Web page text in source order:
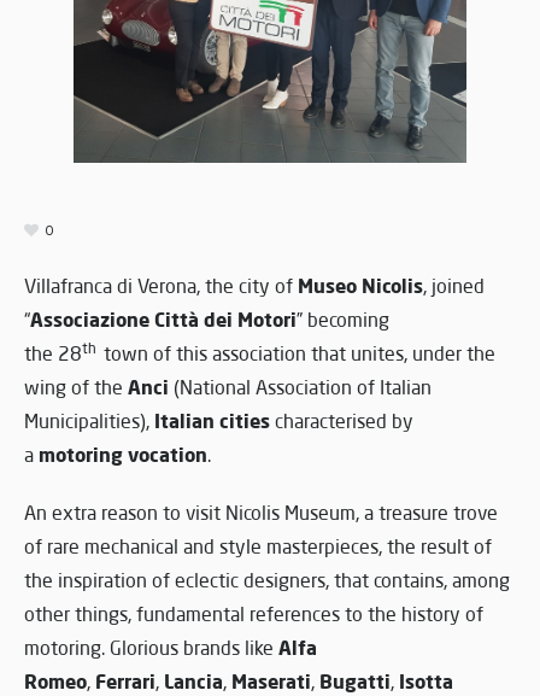
0
Villafranca di Verona, the city of Museo Nicolis, joined
“Associazione Città dei Motori” becoming
the 28th town of this association that unites, under the
wing of the Anci (National Association of Italian
Municipalities), Italian cities characterised by
a motoring vocation.
An extra reason to visit Nicolis Museum, a treasure trove
of rare mechanical and style masterpieces, the result of
the inspiration of eclectic designers, that contains, among
other things, fundamental references to the history of
motoring. Glorious brands like Alfa
Romeo, Ferrari, Lancia, Maserati, Bugatti, Isotta